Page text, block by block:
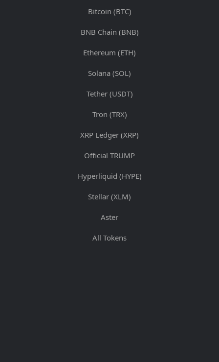
Bitcoin (BTC)
BNB Chain (BNB)
Ethereum (ETH)
Solana (SOL)
Tether (USDT)
Tron (TRX)
XRP Ledger (XRP)
Official TRUMP
Hyperliquid (HYPE)
Stellar (XLM)
Aster
All Tokens